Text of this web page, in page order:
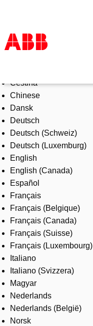
Products & Solutions
Industries
Services
About us
Where to buy
Contact us
Careers
Čeština
Chinese
Dansk
Deutsch
Deutsch (Schweiz)
Deutsch (Luxemburg)
English
English (Canada)
Español
Français
Français (Belgique)
Français (Canada)
Français (Suisse)
Français (Luxembourg)
Italiano
Italiano (Svizzera)
Magyar
Nederlands
Nederlands (België)
Norsk